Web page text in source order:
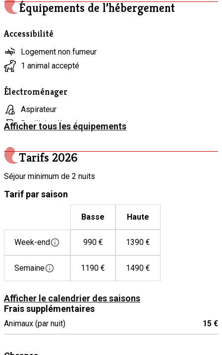
Équipements de l’hébergement
Accessibilité
Logement non fumeur
1 animal accepté
Électroménager
Aspirateur
Bouilloire électrique
Fer et table à repasser
Grille-pain
Lave-linge
Micro-ondes
Plaque de cuisson électrique
Réfrigérateur
Afficher tous les équipements
Tarifs 2026
Séjour minimum de 2 nuits
Tarif par saison
Basse Haute
Week-end 990 € 1390 €
Semaine 1190 € 1490 €
Afficher le calendrier des saisons
Frais supplémentaires
Animaux (par nuit) 15 €